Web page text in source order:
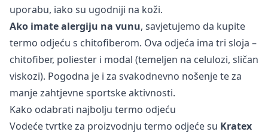
uporabu, iako su ugodniji na koži.
Ako imate alergiju na vunu, savjetujemo da kupite
termo odjeću s chitofiberom. Ova odjeća ima tri sloja –
chitofiber, poliester i modal (temeljen na celulozi, sličan
viskozi). Pogodna je i za svakodnevno nošenje te za
manje zahtjevne sportske aktivnosti.
Kako odabrati najbolju termo odjeću
Vodeće tvrtke za proizvodnju termo odjeće su Kratex